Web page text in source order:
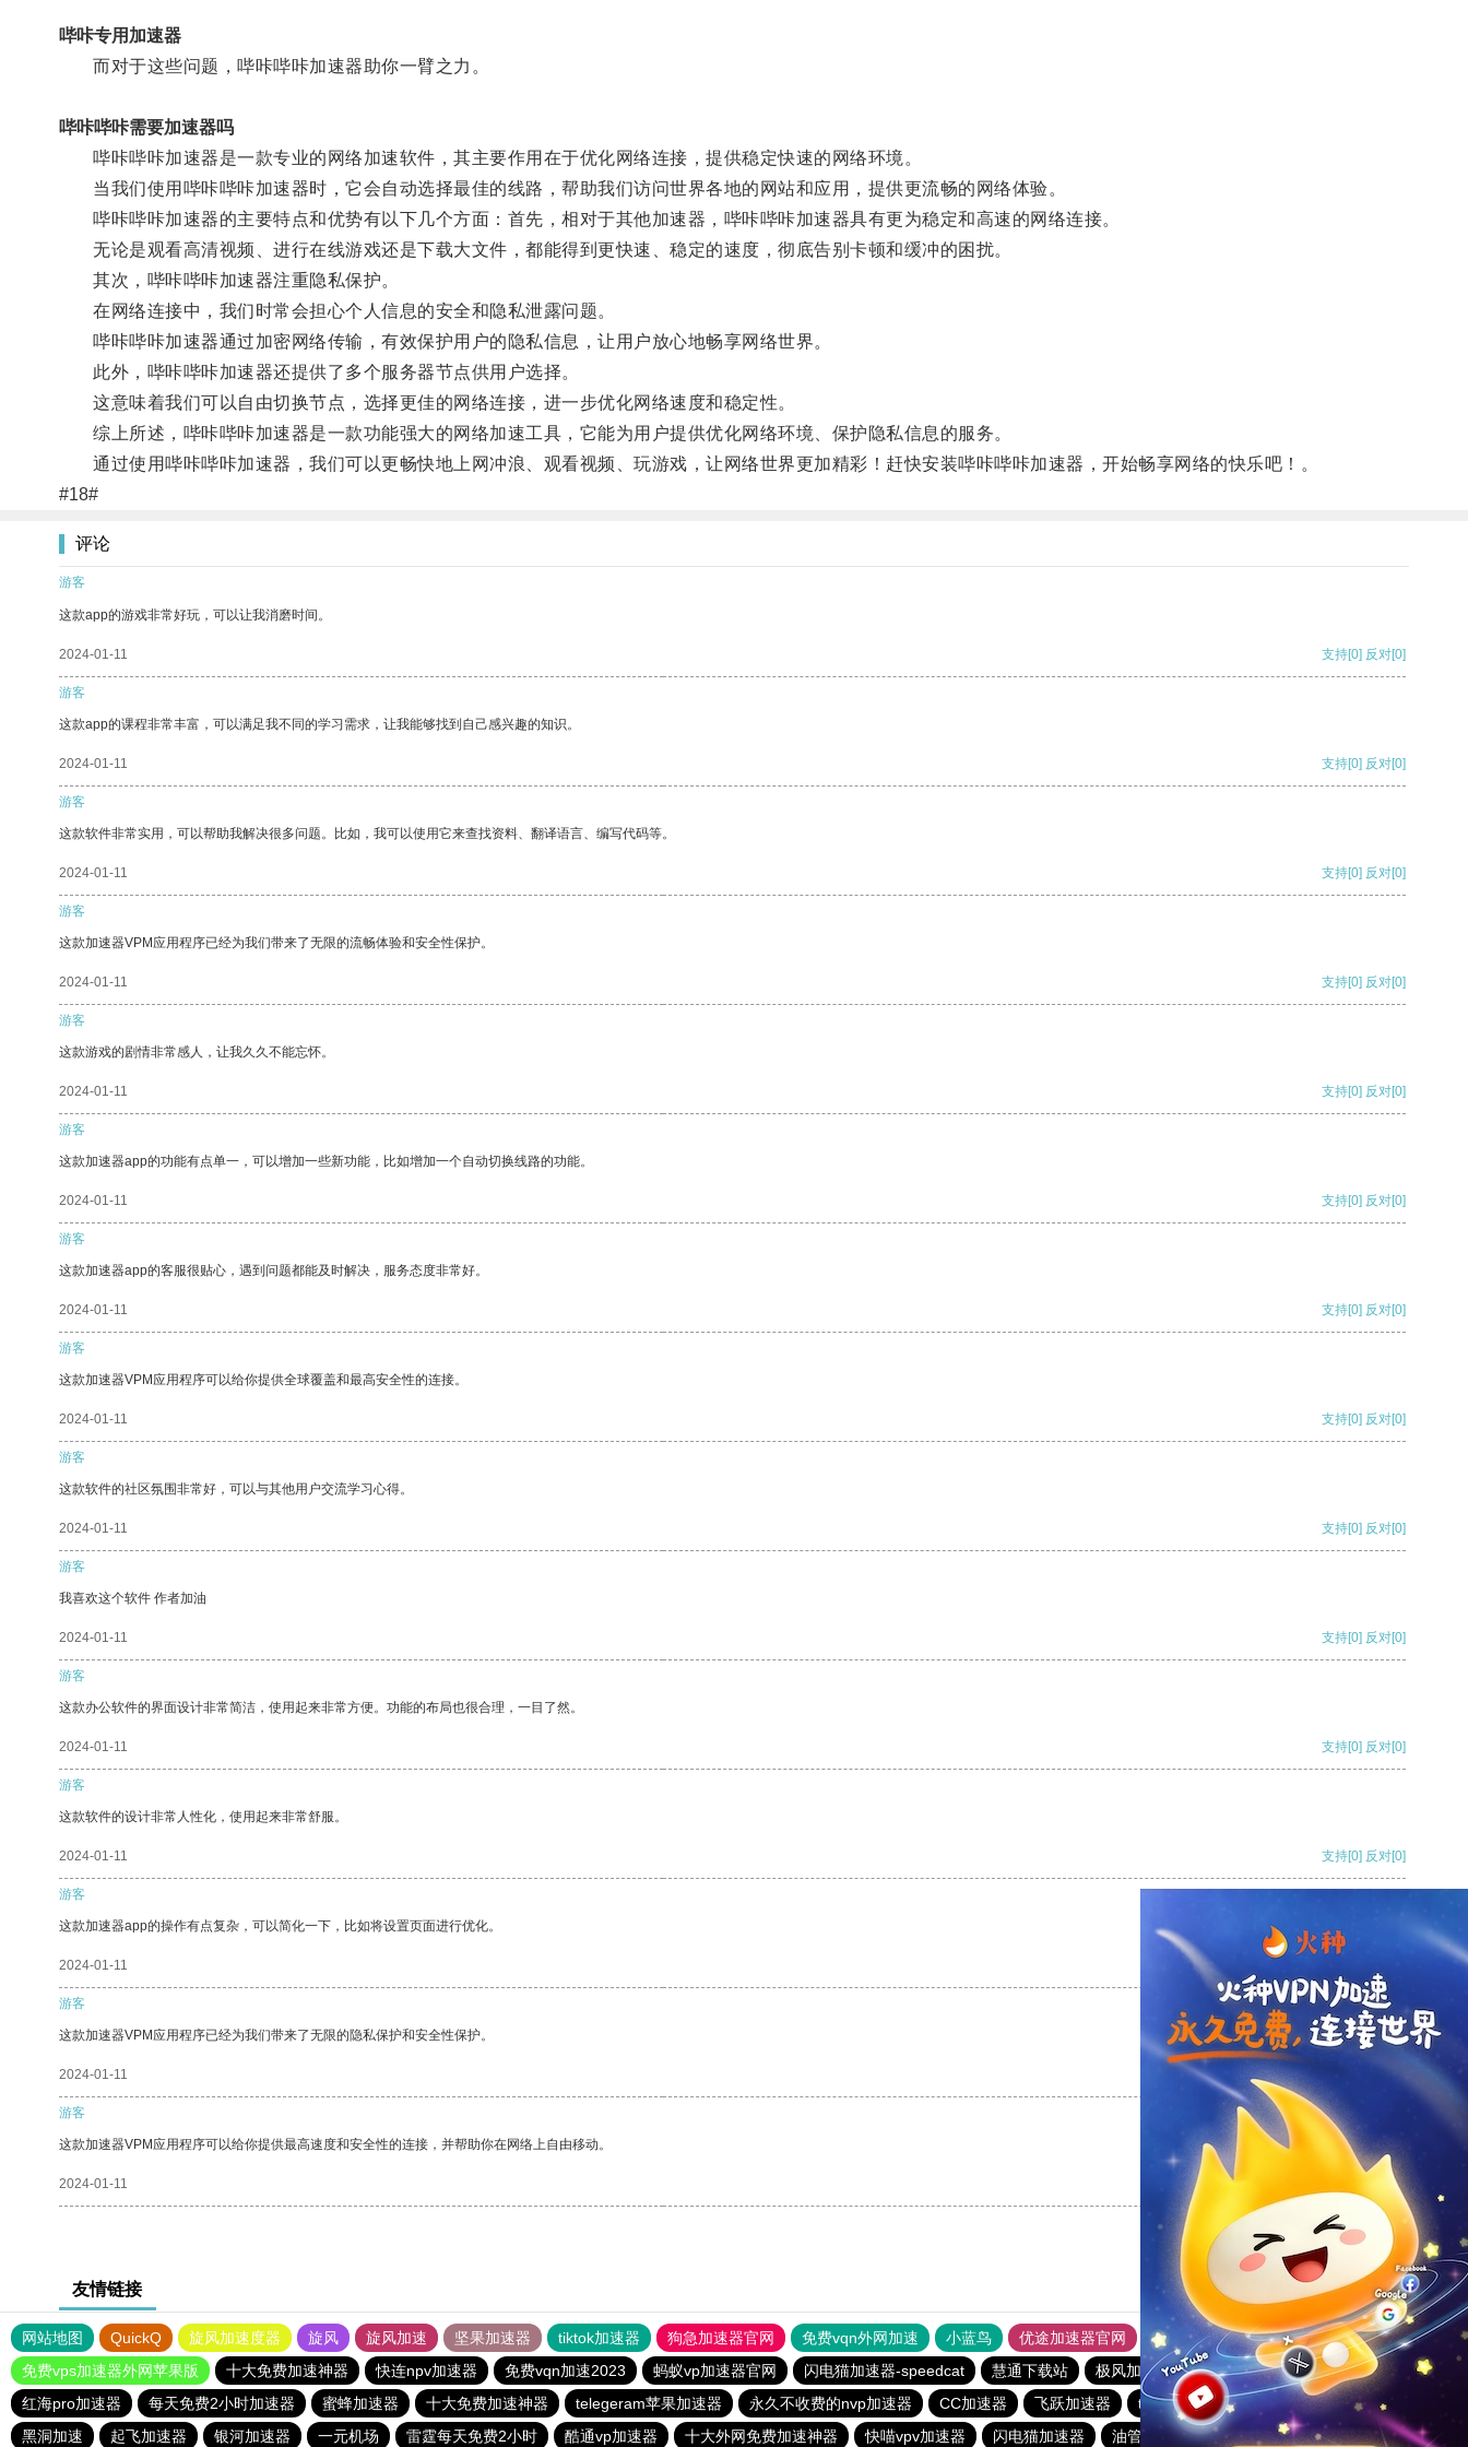
哔咔专用加速器
而对于这些问题，哔咔哔咔加速器助你一臂之力。
哔咔哔咔需要加速器吗
哔咔哔咔加速器是一款专业的网络加速软件，其主要作用在于优化网络连接，提供稳定快速的网络环境。
当我们使用哔咔哔咔加速器时，它会自动选择最佳的线路，帮助我们访问世界各地的网站和应用，提供更流畅的网络体验。
哔咔哔咔加速器的主要特点和优势有以下几个方面：首先，相对于其他加速器，哔咔哔咔加速器具有更为稳定和高速的网络连接。
无论是观看高清视频、进行在线游戏还是下载大文件，都能得到更快速、稳定的速度，彻底告别卡顿和缓冲的困扰。
其次，哔咔哔咔加速器注重隐私保护。
在网络连接中，我们时常会担心个人信息的安全和隐私泄露问题。
哔咔哔咔加速器通过加密网络传输，有效保护用户的隐私信息，让用户放心地畅享网络世界。
此外，哔咔哔咔加速器还提供了多个服务器节点供用户选择。
这意味着我们可以自由切换节点，选择更佳的网络连接，进一步优化网络速度和稳定性。
综上所述，哔咔哔咔加速器是一款功能强大的网络加速工具，它能为用户提供优化网络环境、保护隐私信息的服务。
通过使用哔咔哔咔加速器，我们可以更畅快地上网冲浪、观看视频、玩游戏，让网络世界更加精彩！赶快安装哔咔哔咔加速器，开始畅享网络的快乐吧！。
#18#
评论
游客
这款app的游戏非常好玩，可以让我消磨时间。
2024-01-11 支持[0] 反对[0]
游客
这款app的课程非常丰富，可以满足我不同的学习需求，让我能够找到自己感兴趣的知识。
2024-01-11 支持[0] 反对[0]
游客
这款软件非常实用，可以帮助我解决很多问题。比如，我可以使用它来查找资料、翻译语言、编写代码等。
2024-01-11 支持[0] 反对[0]
游客
这款加速器VPM应用程序已经为我们带来了无限的流畅体验和安全性保护。
2024-01-11 支持[0] 反对[0]
游客
这款游戏的剧情非常感人，让我久久不能忘怀。
2024-01-11 支持[0] 反对[0]
游客
这款加速器app的功能有点单一，可以增加一些新功能，比如增加一个自动切换线路的功能。
2024-01-11 支持[0] 反对[0]
游客
这款加速器app的客服很贴心，遇到问题都能及时解决，服务态度非常好。
2024-01-11 支持[0] 反对[0]
游客
这款加速器VPM应用程序可以给你提供全球覆盖和最高安全性的连接。
2024-01-11 支持[0] 反对[0]
游客
这款软件的社区氛围非常好，可以与其他用户交流学习心得。
2024-01-11 支持[0] 反对[0]
游客
我喜欢这个软件 作者加油
2024-01-11 支持[0] 反对[0]
游客
这款办公软件的界面设计非常简洁，使用起来非常方便。功能的布局也很合理，一目了然。
2024-01-11 支持[0] 反对[0]
游客
这款软件的设计非常人性化，使用起来非常舒服。
2024-01-11 支持[0] 反对[0]
游客
这款加速器app的操作有点复杂，可以简化一下，比如将设置页面进行优化。
2024-01-11
游客
这款加速器VPM应用程序已经为我们带来了无限的隐私保护和安全性保护。
2024-01-11 反对
游客
这款加速器VPM应用程序可以给你提供最高速度和安全性的连接，并帮助你在网络上自由移动。
2024-01-11 反对[0]
友情链接
网站地图 QuickQ 旋风加速度器 旋风 旋风加速 坚果加速器 tiktok加速器 狗急加速器官网 免费vqn外网加速 小蓝鸟 优途加速器官网 风驰加速器 旋风加速器
八戒看书
免费vps加速器外网苹果版
十大免费加速神器 快连npv加速器 免费vqn加速2023 蚂蚁vp加速器官网 闪电猫加速器-speedcat 慧通下载站 极风加速器 海鸥加速器
快喵vpv加速器
红海pro加速器
每天免费2小时加速器 蜜蜂加速器 十大免费加速神器 telegeram苹果加速器 永久不收费的nvp加速器 CC加速器 飞跃加速器 turbo加速器 海鸥加速器
海鸥加速器
黑洞加速
起飞加速器 银河加速器 一元机场 雷霆每天免费2小时 酷通vp加速器 十大外网免费加速神器 快喵vpv加速器 闪电猫加速器 油管加速器 暴雪加速器 vp免费加速